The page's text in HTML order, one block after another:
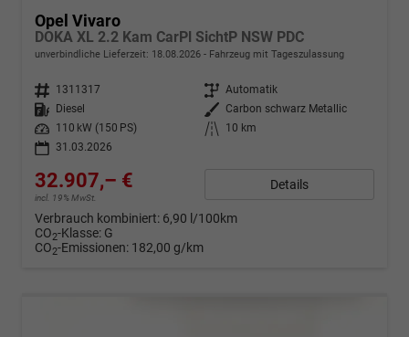
Opel Vivaro
DOKA XL 2.2 Kam CarPl SichtP NSW PDC
unverbindliche Lieferzeit: 18.08.2026 Fahrzeug mit Tageszulassung
Fahrzeugnr. 1311317 Getriebe Automatik
Kraftstoff
Diesel Außenfarbe Carbon schwarz Metallic
Leistung
110 kW (150 PS) Kilometerstand
10 km
31.03.2026
32.907,– €
incl. 19% MwSt.
Details
Verbrauch kombiniert: 6,90 l/100km
CO2-Klasse: G
CO2-Emissionen: 182,00 g/km